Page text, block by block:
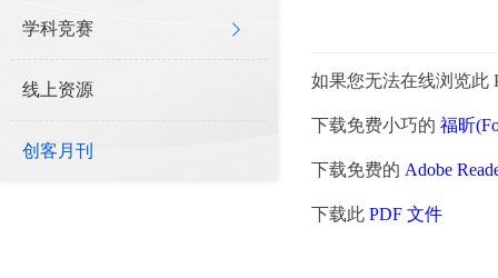
学科竞赛
线上资源
创客月刊
如果您无法在线浏览此
下载免费小巧的 福昕
下载免费的 Adobe
下载此 PDF 文件